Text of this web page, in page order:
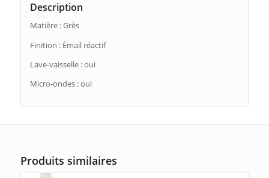
Description
Matière :Grès
Finition : Émail réactif
Lave-vaisselle : oui
Micro-ondes : oui
Produits similaires